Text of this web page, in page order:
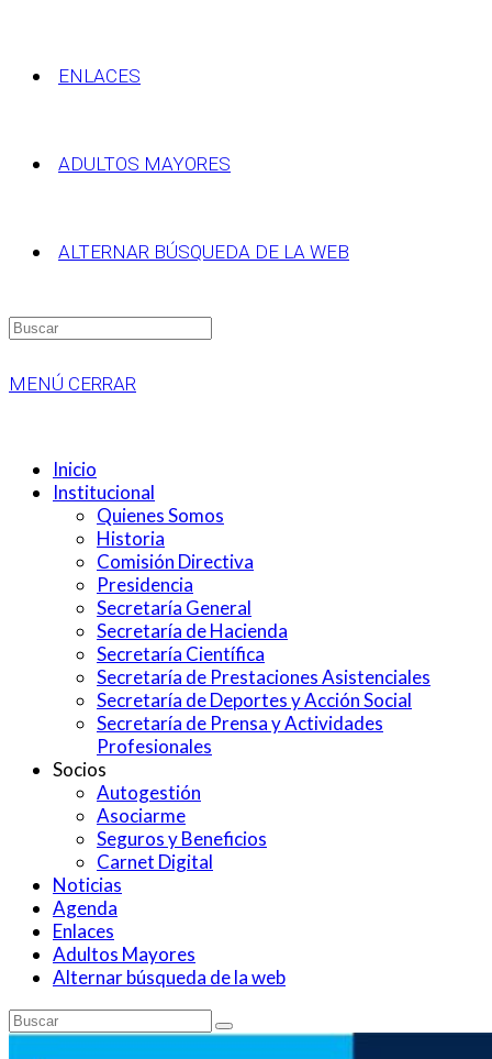
ENLACES
ADULTOS MAYORES
ALTERNAR BÚSQUEDA DE LA WEB
MENÚ CERRAR
Inicio
Institucional
Quienes Somos
Historia
Comisión Directiva
Presidencia
Secretaría General
Secretaría de Hacienda
Secretaría Científica
Secretaría de Prestaciones Asistenciales
Secretaría de Deportes y Acción Social
Secretaría de Prensa y Actividades
Profesionales
Socios
Autogestión
Asociarme
Seguros y Beneficios
Carnet Digital
Noticias
Agenda
Enlaces
Adultos Mayores
Alternar búsqueda de la web